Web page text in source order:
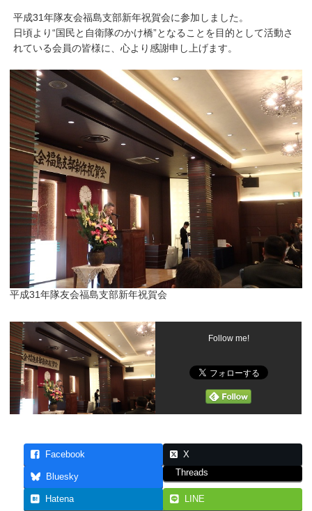
平成31年隊友会福島支部新年祝賀会に参加しました。
日頃より“国民と自衛隊のかけ橋”となることを目的として活動さ
れている会員の皆様に、心より感謝申し上げます。
平成31年隊友会福島支部新年祝賀会
Follow me!
Facebook X
Bluesky Threads
Hatena LINE